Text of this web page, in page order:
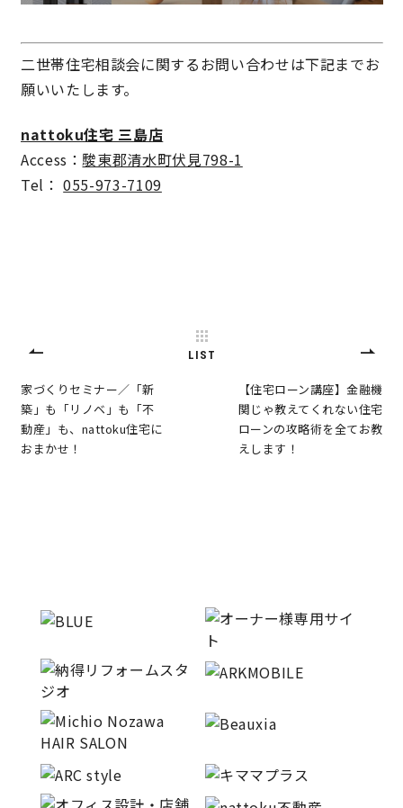
よくある質問
二世帯住宅相談会に関するお問い合わせは下記までお
願いいたします。
nattoku住宅 三島店
Access：駿東郡清水町伏見798-1
Tel：055-973-7109
家づくりセミナー／「新
築」も「リノベ」も「不
動産」も、nattoku住宅に
おまかせ！
LIST
【住宅ローン講座】金融機
関じゃ教えてくれない住宅
ローンの攻略術を全てお教
えします！